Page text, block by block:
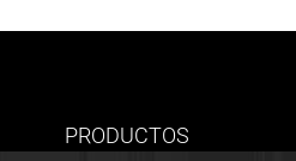
PRODUCTOS